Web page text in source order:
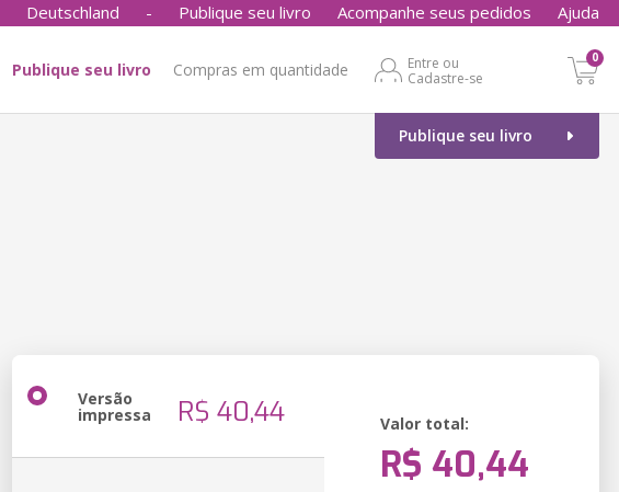
Deutschland - Publique seu livro Acompanhe seus pedidos Ajuda
Publique seu livro Compras em quantidade
Entre ou
Cadastre-se
0
Publique seu livro
Versão
impressa R$ 40,44 Valor total:
R$ 40,44